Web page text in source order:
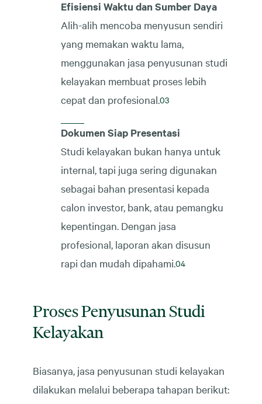
Efisiensi Waktu dan Sumber Daya
Alih-alih mencoba menyusun sendiri
yang memakan waktu lama,
menggunakan jasa penyusunan studi
kelayakan membuat proses lebih
cepat dan profesional.
Dokumen Siap Presentasi
Studi kelayakan bukan hanya untuk
internal, tapi juga sering digunakan
sebagai bahan presentasi kepada
calon investor, bank, atau pemangku
kepentingan. Dengan jasa
profesional, laporan akan disusun
rapi dan mudah dipahami.
Proses Penyusunan Studi
Kelayakan
Biasanya, jasa penyusunan studi kelayakan
dilakukan melalui beberapa tahapan berikut: